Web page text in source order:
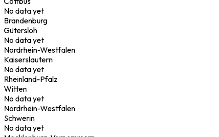
No data yet
Brandenburg
Gütersloh
No data yet
Nordrhein-Westfalen
Kaiserslautern
No data yet
Rheinland-Pfalz
Witten
No data yet
Nordrhein-Westfalen
Schwerin
No data yet